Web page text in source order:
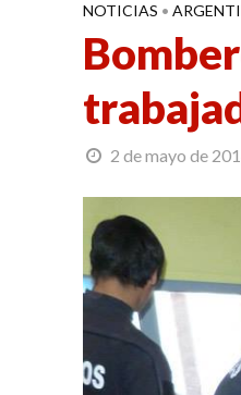
NOTICIAS •
2 de mayo de